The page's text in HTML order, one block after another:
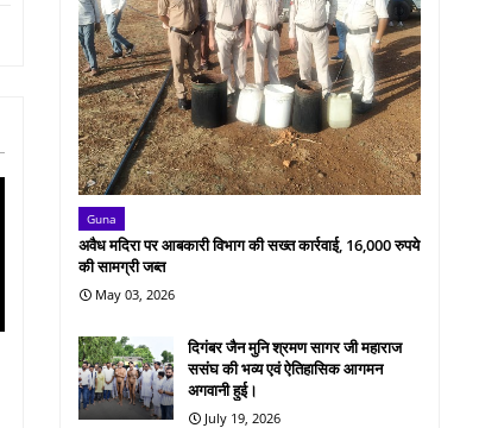
Guna
अवैध मदिरा पर आबकारी विभाग की सख्त कार्रवाई, 16,000 रुपये
की सामग्री जब्त
May 03, 2026
दिगंबर जैन मुनि श्रमण सागर जी महाराज
ससंघ की भव्य एवं ऐतिहासिक आगमन
अगवानी हुई।
July 19, 2026